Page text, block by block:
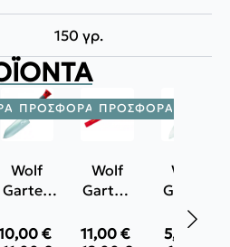
150 γρ.
ΠΡΟΣΦΟΡΆ!
Wolf
Garten
€
ΠΡΟΣΦΟΡΆ!
Wolf
Garten
ZM 04
11,00€
Wolf
Garten
Φτυαράκι
κήπου
5,50